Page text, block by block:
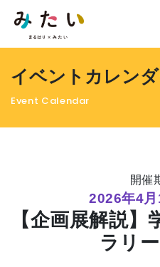
特集
まるはり×みたい お問合
サイトポリシー プライバ
イベントカレン
Event Calendar
開催
2026年4月
【企画展解説
ラリ